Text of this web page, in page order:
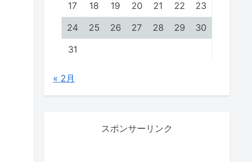
17 18 19 20 21 22 23
24 25 26 27 28 29 30
31
« 2月
スポンサーリンク